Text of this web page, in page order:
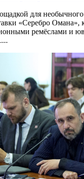
для
«Серебро Омана»,
ремёслами и